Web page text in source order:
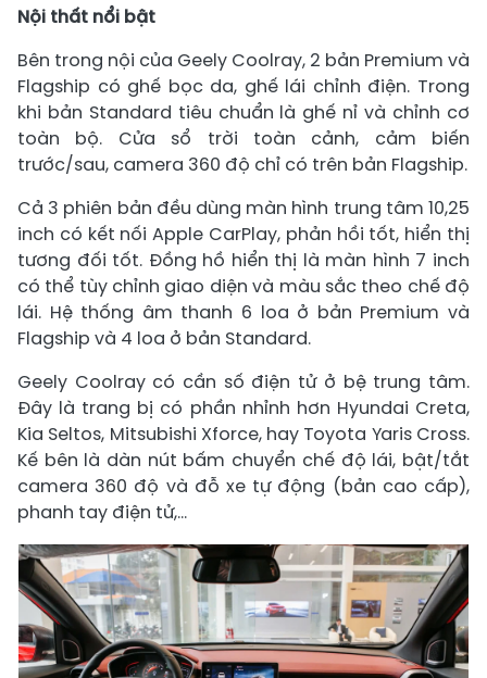
Nội thất nổi bật
Bên trong nội của Geely Coolray, 2 bản Premium và
Flagship có ghế bọc da, ghế lái chỉnh điện. Trong
khi bản Standard tiêu chuẩn là ghế nỉ và chỉnh cơ
toàn bộ. Cửa sổ trời toàn cảnh, cảm biến
trước/sau, camera 360 độ chỉ có trên bản Flagship.
Cả 3 phiên bản đều dùng màn hình trung tâm 10,25
inch có kết nối Apple CarPlay, phản hồi tốt, hiển thị
tương đối tốt. Đồng hồ hiển thị là màn hình 7 inch
có thể tùy chỉnh giao diện và màu sắc theo chế độ
lái. Hệ thống âm thanh 6 loa ở bản Premium và
Flagship và 4 loa ở bản Standard.
Geely Coolray có cần số điện tử ở bệ trung tâm.
Đây là trang bị có phần nhỉnh hơn Hyundai Creta,
Kia Seltos, Mitsubishi Xforce, hay Toyota Yaris Cross.
Kế bên là dàn nút bấm chuyển chế độ lái, bật/tắt
camera 360 độ và đỗ xe tự động (bản cao cấp),
phanh tay điện tử,...